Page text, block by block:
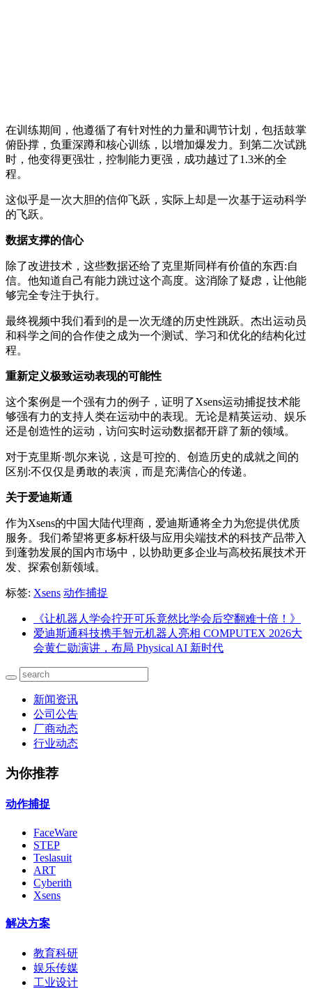
在训练期间，他遵循了有针对性的力量和调节计划，包括鼓掌
俯卧撑，负重深蹲和核心训练，以增加爆发力。到第二次试跳
时，他变得更强壮，控制能力更强，成功越过了1.3米的全
程。
这似乎是一次大胆的信仰飞跃，实际上却是一次基于运动科学
的飞跃。
数据支撑的信心
除了改进技术，这些数据还给了克里斯同样有价值的东西:自
信。他知道自己有能力跳过这个高度。这消除了疑虑，让他能
够完全专注于执行。
最终视频中我们看到的是一次无缝的历史性跳跃。杰出运动员
和科学之间的合作使之成为一个测试、学习和优化的结构化过
程。
重新定义极致运动表现的可能性
这个案例是一个强有力的例子，证明了Xsens运动捕捉技术能
够强有力的支持人类在运动中的表现。无论是精英运动、娱乐
还是创造性的运动，访问实时运动数据都开辟了新的领域。
对于克里斯·凯尔来说，这是可控的、创造历史的成就之间的
区别:不仅仅是勇敢的表演，而是充满信心的传递。
关于爱迪斯通
作为Xsens的中国大陆代理商，爱迪斯通将全力为您提供优质
服务。我们希望将更多标杆级与应用尖端技术的科技产品带入
到蓬勃发展的国内市场中，以协助更多企业与高校拓展技术开
发、探索创新领域。
标签: Xsens 动作捕捉
《让机器人学会拧开可乐竟然比学会后空翻难十倍！》
爱迪斯通科技携手智元机器人亮相 COMPUTEX 2026大
会黄仁勋演讲，布局 Physical AI 新时代
新闻资讯
公司公告
厂商动态
行业动态
为你推荐
动作捕捉
FaceWare
STEP
Teslasuit
ART
Cyberith
Xsens
解决方案
教育科研
娱乐传媒
工业设计